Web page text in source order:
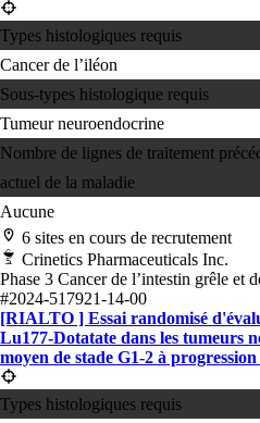
Types histologiques requis
Cancer de l’iléon
Sous-types histologique requis
Tumeur neuroendocrine
Nombre de lignes de traitement
actuel de la maladie
Aucune
6 sites en cours de recrutement
Crinetics Pharmaceuticals Inc.
Phase 3 Cancer de l’intestin grêle et
#2024-517921-14-00
[RIALTO ] Essai randomisé
Lu177-Dotatate dans les tumeurs
moyen de stade G1-2 à
Types histologiques requis